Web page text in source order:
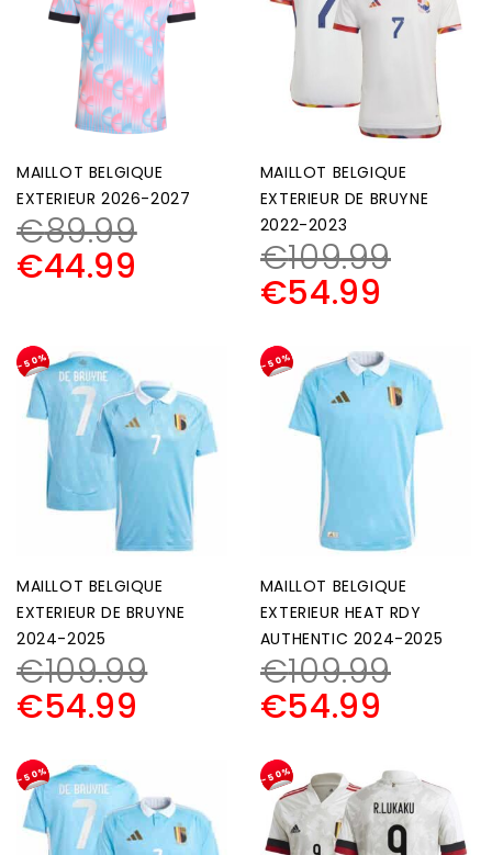
MAILLOT BELGIQUE
EXTERIEUR 2026-2027
€89.99
€44.99
MAILLOT BELGIQUE
EXTERIEUR DE BRUYNE
2022-2023
€109.99
€54.99
-50%
MAILLOT BELGIQUE
EXTERIEUR DE BRUYNE
2024-2025
€109.99
€54.99
-50%
MAILLOT BELGIQUE
EXTERIEUR HEAT RDY
AUTHENTIC 2024-2025
€109.99
€54.99
-50% -50%